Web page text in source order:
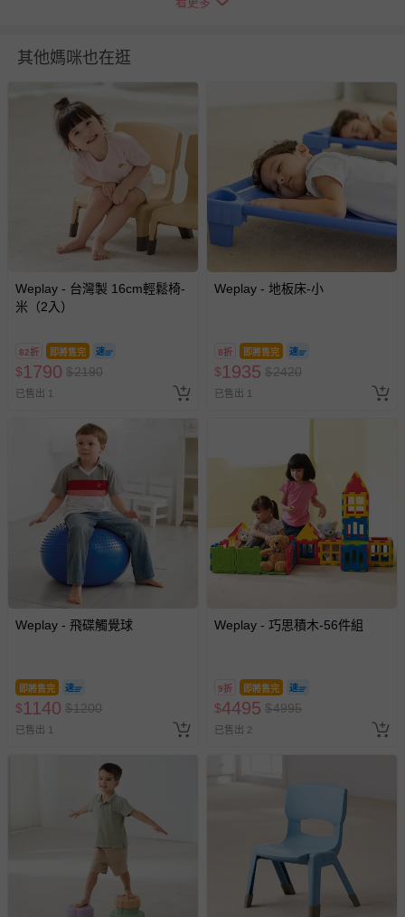
適用重量：100KG以內
保固：新品瑕疵
洗滌/清潔建議：避免拿到水龍頭下清洗或浸泡，以防進水
消毒方式：避免高溫與紫外線
產品相關安全檢驗報告：通過歐盟CE、美國ASTM、英國
UKCA與台灣BSMI安檢
您所購買的商品享有7天的鑑賞期／猶豫期權益，但此期間
並非試用期，您所退回的商品必須是未經使用的全新狀態，
包含完整包裝、配件、說明文件及贈品等。
瑕疵退換貨所產生的運費，將由媽咪愛負責處理，若非瑕疵
退貨，您可至『查詢訂單』>『已出貨』中查詢該筆訂單，
並點選『我要退貨』即可進行申請。若有相關退貨問題，請
至媽咪愛
LINE@客服ID: @mamilove
我們將依序為您處理
針對滿件折/滿額贈…等活動，如因部份退貨，而該訂單保
留商品未達活動門檻，將以原價計算，活動贈品亦需一併退
回。
部分商品依據消費者保護法的規定，不適用七天鑑賞期/猶
豫期範圍：
易於腐敗、保存期限較短或解約時即將逾期（例如生鮮
商品、食品等）。
新費用）。
經消費者拆封之影音商品或電腦軟體（例如 DVD、CD
非以有形媒介提供之數位內容或一經提供即為完成之線
上服務，經消費者事先同意始提供（例如線上課程、遊
戲或活動點數等）。
已拆封之以下類型商品：
-個人衛生用品（例如尿布、貼身衣物、泳裝、襪子、地
墊、寢具類等）。
-新生兒親膚衣物（嬰幼兒包巾與背巾、包屁衣、學習
褲、紗布衣等）。
其他媽咪也在逛
Weplay - 台灣製 16cm輕鬆椅-
米（2入）
82折 即將售完
$1790 $2190
已售出 1
Weplay - 地板床-小
8折 即將售完
$1935 $2420
已售出 1
Weplay - 飛碟觸覺球
即將售完
$1140 $1200
已售出 1
Weplay - 巧思積木-56件組
9折 即將售完
$4495 $4995
已售出 2